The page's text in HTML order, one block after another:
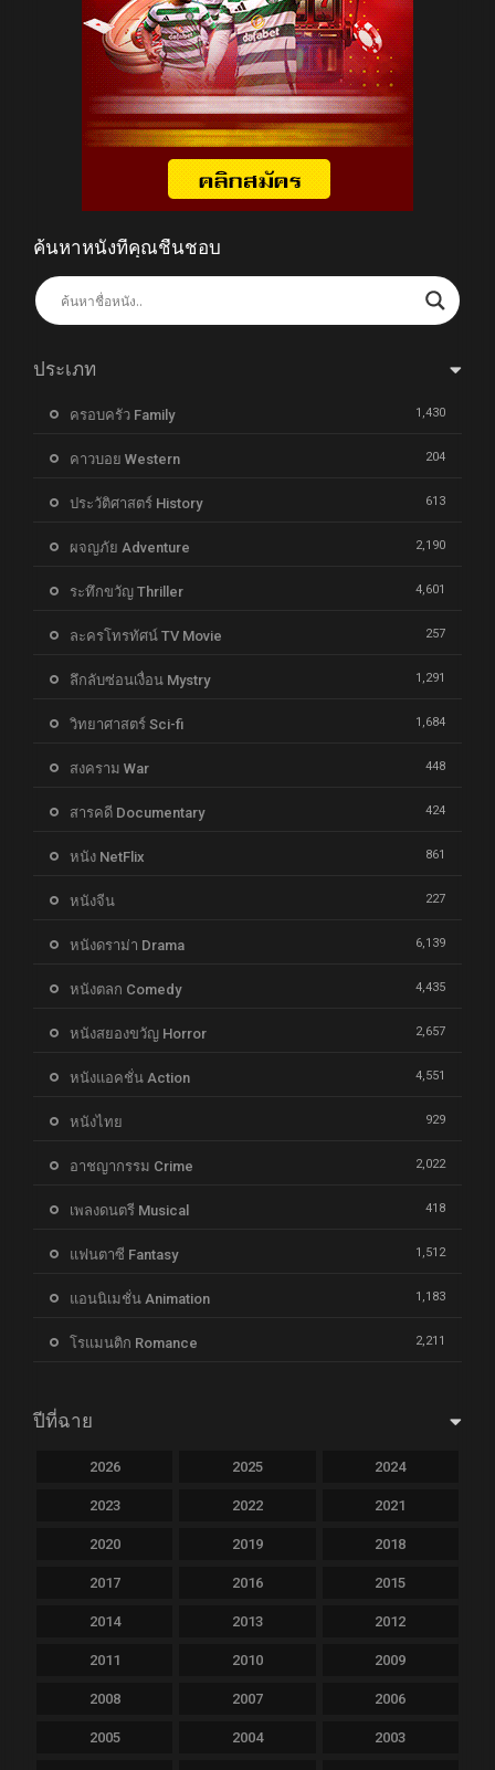
ค้นหาหนังที่คุณชื่นชอบ
ประเภท
ครอบครัว Family 1,430
คาวบอย Western 204
ประวัติศาสตร์ History 613
ผจญภัย Adventure 2,190
ระทึกขวัญ Thriller 4,601
ละครโทรทัศน์ TV Movie 257
ลึกลับซ่อนเงื่อน Mystry 1,291
วิทยาศาสตร์ Sci-fi 1,684
สงคราม War 448
สารคดี Documentary 424
หนัง NetFlix 861
หนังจีน 227
หนังดราม่า Drama 6,139
หนังตลก Comedy 4,435
หนังสยองขวัญ Horror 2,657
หนังแอคชั่น Action 4,551
หนังไทย 929
อาชญากรรม Crime 2,022
เพลงดนตรี Musical 418
แฟนตาซี Fantasy 1,512
แอนนิเมชั่น Animation 1,183
โรแมนติก Romance 2,211
ปีที่ฉาย
2026 2025 2024
2023 2022 2021
2020 2019 2018
2017 2016 2015
2014 2013 2012
2011 2010 2009
2008 2007 2006
2005 2004 2003